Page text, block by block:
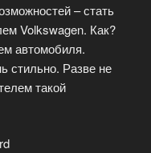
– стать
Volkswagen. Как?
автомобиля.
стильно. Разве не
такой